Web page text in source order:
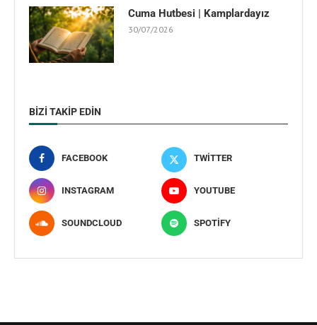
Cuma Hutbesi | Kamplardayız
30/07/2026
BIZI TAKIP EDIN
FACEBOOK TWITTER
INSTAGRAM YOUTUBE
SOUNDCLOUD SPOTIFY